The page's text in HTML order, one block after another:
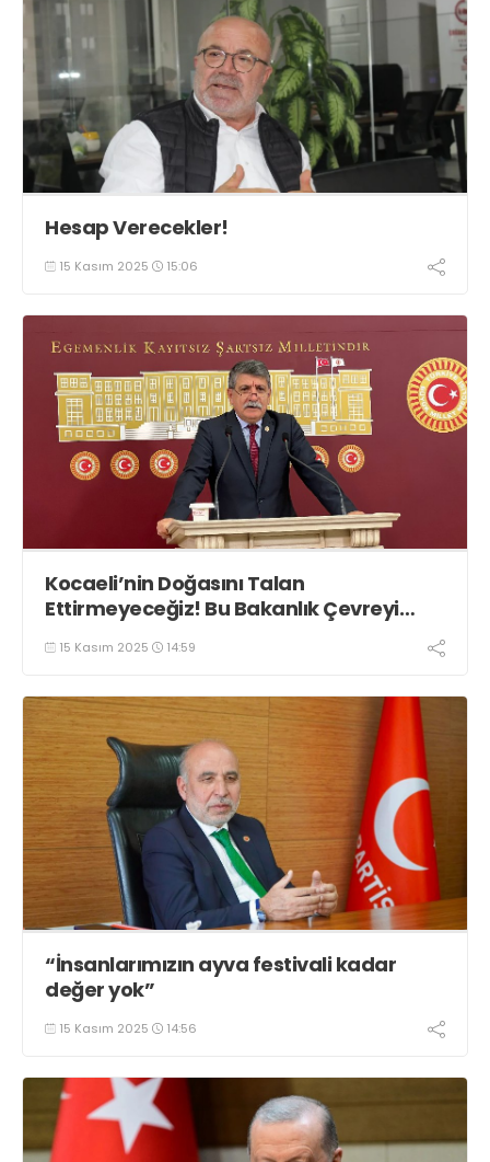
Hesap Verecekler!
15 Kasım 2025 15:06
Kocaeli’nin Doğasını Talan
Ettirmeyeceğiz! Bu Bakanlık Çevreyi
15 Kasım 2025 14:59
“İnsanlarımızın ayva festivali kadar
değer yok”
15 Kasım 2025 14:56